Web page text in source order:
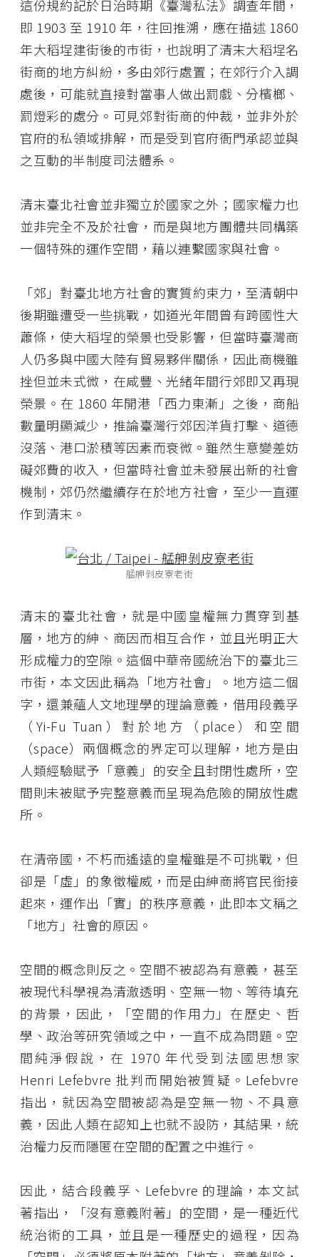
這份規約記於日治時期《臺灣私法》調查年間，
即 1903 至 1910 年，往回推溯，應在描述 1860
年大稻埕建街後的巿街，也說明了清末大稻埕名
街商的地方糾紛，多由郊行處置；在郊行介入調
處後，可能就直接對當事人做出罰戲、分檳榔、
罰燈彩的處分。可見郊對街商的仲裁，並非外於
官府的私領域排解，而是受到官府衙門承認並與
之互動的半制度司法體系。
清末臺北社會並非獨立於國家之外；國家權力也
並非完全不及於社會，而是與地方團體共同構築
一個特殊的運作空間，藉以連繫國家與社會。
「郊」對臺北地方社會的實質約束力，至清朝中
後期雖遭受一些挑戰，如道光年間曾有跨國性大
蕭條，使大稻埕的榮景也受影響，但當時臺灣商
人仍多與中國大陸有貿易夥伴關係，因此商機雖
挫但並未式微，在咸豐、光緒年間行郊即又再現
榮景。在 1860 年開港「西力東漸」之後，商船
數量明顯減少，推論臺灣行郊因洋貨打擊、道德
沒落、港口淤積等因素而衰微。雖然生意變差妨
礙郊費的收入，但當時社會並未發展出新的社會
機制，郊仍然繼續存在於地方社會，至少一直運
作到清末。
艋舺剝皮寮老街
清末的臺北社會，就是中國皇權無力貫穿到基
層，地方的紳、商因而相互合作，並且光明正大
形成權力的空隙。這個中華帝國統治下的臺北三
巿街，本文因此稱為「地方社會」。地方這二個
字，還兼蘊人文地理學的理論意義，借用段義孚
（Yi-Fu Tuan）對於地方（place）和空間
（space）兩個概念的界定可以理解，地方是由
人類經驗賦予「意義」的安全且封閉性處所，空
間則未被賦予完整意義而呈現為危險的開放性處
所。
在清帝國，不朽而遙遠的皇權雖是不可挑戰，但
卻是「虛」的象徵權威，而是由紳商將官民銜接
起來，運作出「實」的秩序意義，此即本文稱之
「地方」社會的原因。
空間的概念則反之。空間不被認為有意義，甚至
被現代科學視為清澈透明、空無一物、等待填充
的背景，因此，「空間的作用力」在歷史、哲
學、政治等研究領域之中，一直不成為問題。空
間純淨假說，在 1970 年代受到法國思想家
Henri Lefebvre 批判而開始被質疑。Lefebvre
指出，就因為空間被認為是空無一物、不具意
義，因此人類在認知上也就不設防，其結果，統
治權力反而隱匿在空間的配置之中進行。
因此，結合段義孚、Lefebvre 的理論，本文試
著指出，「沒有意義附著」的空間，是一種近代
統治術的工具，並且是一種歷史的過程，因為